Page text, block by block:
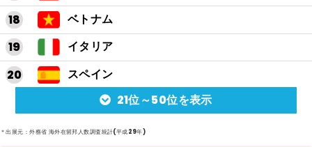
ベトナム
イタリア
スペイン
アルゼンチン
メキシコ
21位～50位を表示
＊出展元：外務省 海外在留邦人数調査統計(平成29年)